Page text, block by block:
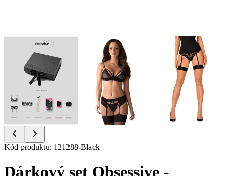
Item
of
Kód produktu: 121288-Black
Dárkový set Obsessive -